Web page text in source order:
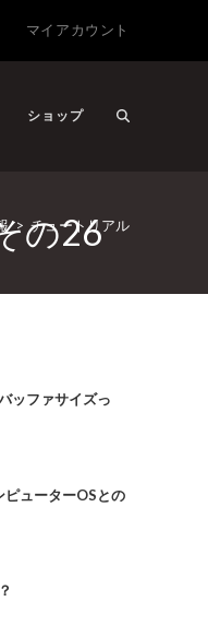
マイアカウント
ショップ
の26
> チュートリアル
ッファサイズっ
ューターOSとの